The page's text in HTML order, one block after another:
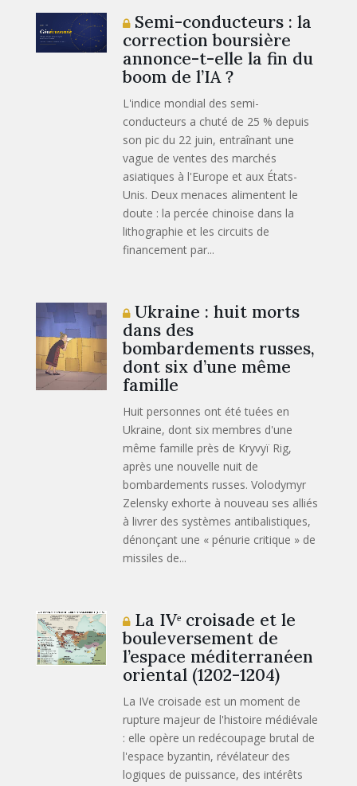
Semi-conducteurs : la
correction boursière
annonce-t-elle la fin du
boom de l’IA ?
L'indice mondial des semi-
conducteurs a chuté de 25 % depuis
son pic du 22 juin, entraînant une
vague de ventes des marchés
asiatiques à l'Europe et aux États-
Unis. Deux menaces alimentent le
doute : la percée chinoise dans la
lithographie et les circuits de
financement par...
Ukraine : huit morts
dans des
bombardements russes,
dont six d’une même
famille
Huit personnes ont été tuées en
Ukraine, dont six membres d'une
même famille près de Kryvyï Rig,
après une nouvelle nuit de
bombardements russes. Volodymyr
Zelensky exhorte à nouveau ses alliés
à livrer des systèmes antibalistiques,
dénonçant une « pénurie critique » de
missiles de...
La IVᵉ croisade et le
bouleversement de
l’espace méditerranéen
oriental (1202-1204)
La IVe croisade est un moment de
rupture majeur de l'histoire médiévale
: elle opère un redécoupage brutal de
l'espace byzantin, révélateur des
logiques de puissance, des intérêts